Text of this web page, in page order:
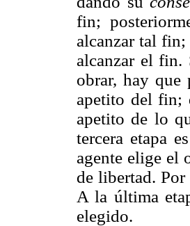
fin;
alcanzar tal fin;
alcanzar el fin.
obrar, hay que
apetito del fin;
apetito de lo
tercera etapa
agente elige el
de libertad.
A la última
elegido.